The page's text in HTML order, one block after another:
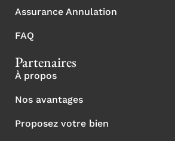
Assurance Annulation
FAQ
Partenaires
À propos
Nos avantages
Proposez votre bien